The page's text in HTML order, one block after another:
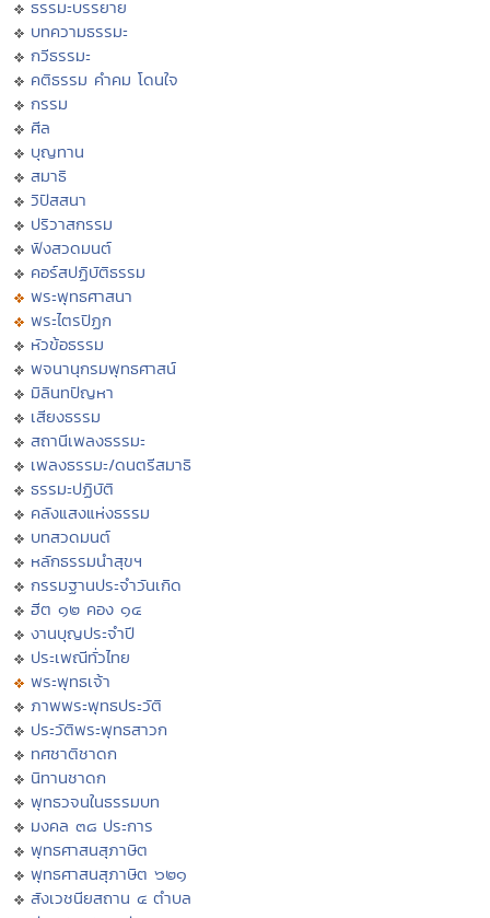
ธรรมะบรรยาย
บทความธรรมะ
กวีธรรมะ
คติธรรม คำคม โดนใจ
กรรม
ศีล
บุญทาน
สมาธิ
วิปัสสนา
ปริวาสกรรม
ฟังสวดมนต์
คอร์สปฏิบัติธรรม
พระพุทธศาสนา
พระไตรปิฏก
หัวข้อธรรม
พจนานุกรมพุทธศาสน์
มิลินทปัญหา
เสียงธรรม
สถานีเพลงธรรมะ
เพลงธรรมะ/ดนตรีสมาธิ
ธรรมะปฏิบัติ
คลังแสงแห่งธรรม
บทสวดมนต์
หลักธรรมนำสุขฯ
กรรมฐานประจำวันเกิด
ฮีต ๑๒ คอง ๑๔
งานบุญประจำปี
ประเพณีทั่วไทย
พระพุทธเจ้า
ภาพพระพุทธประวัติ
ประวัติพระพุทธสาวก
ทศชาติชาดก
นิทานชาดก
พุทธวจนในธรรมบท
มงคล ๓๘ ประการ
พุทธศาสนสุภาษิต
พุทธศาสนสุภาษิต ๖๒๑
สังเวชนียสถาน ๔ ตำบล